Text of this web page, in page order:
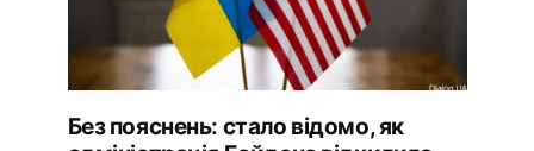
Без пояснень: стало відомо, як